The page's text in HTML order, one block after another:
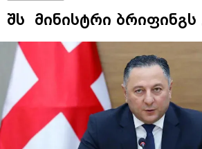
შს მინისტრი ბრიფინგს